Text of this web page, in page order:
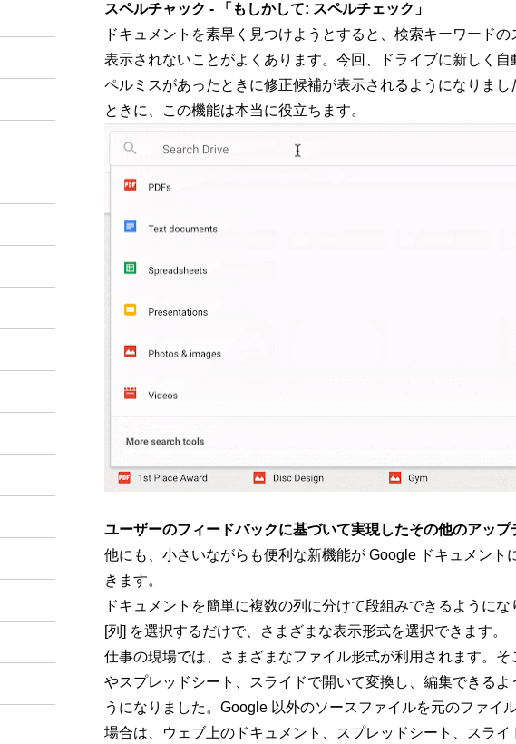
スペルチャック - 「もしかして: スペルチェック」
ドキュメントを素早く見つけようとすると、検索キーワード
表示されないことがよくあります。今回、ドライブに新しく
ペルミスがあったときに修正候補が表示されるようになりま
ときに、この機能は本当に役立ちます。
ユーザーのフィードバックに基づいて実現したその他のアップ
他にも、小さいながらも便利な新機能が Google ドキュメン
きます。
ドキュメントを簡単に複数の列に分けて段組みできるように
[列] を選択するだけで、さまざまな表示形式を選択できます。
仕事の現場では、さまざまなファイル形式が利用されます。
やスプレッドシート、スライドで開いて変換し、編集できる
うになりました。Google 以外のソースファイルを元のファイ
場合は、ウェブ上のドキュメント、スプレッドシート、スライ